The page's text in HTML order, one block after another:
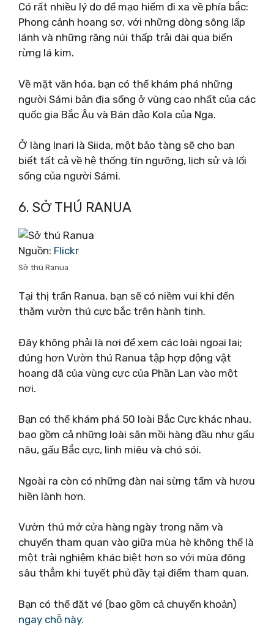
Có rất nhiều lý do để mạo hiểm đi xa về phía bắc:
Phong cảnh hoang sơ, với những dòng sông lấp
lánh và những rặng núi thấp trải dài qua biển
rừng lá kim.
Về mặt văn hóa, bạn có thể khám phá những
người Sámi bản địa sống ở vùng cao nhất của các
quốc gia Bắc Âu và Bán đảo Kola của Nga.
Ở làng Inari là Siida, một bảo tàng sẽ cho bạn
biết tất cả về hệ thống tín ngưỡng, lịch sử và lối
sống của người Sámi.
6. SỞ THÚ RANUA
Nguồn: Flickr
Sở thú Ranua
Tại thị trấn Ranua, bạn sẽ có niềm vui khi đến
thăm vườn thú cực bắc trên hành tinh.
Đây không phải là nơi để xem các loài ngoại lai;
đúng hơn Vườn thú Ranua tập hợp động vật
hoang dã của vùng cực của Phần Lan vào một
nơi.
Bạn có thể khám phá 50 loài Bắc Cực khác nhau,
bao gồm cả những loài săn mồi hàng đầu như gấu
nâu, gấu Bắc cực, linh miêu và chó sói.
Ngoài ra còn có những đàn nai sừng tấm và hươu
hiền lành hơn.
Vườn thú mở cửa hàng ngày trong năm và
chuyến tham quan vào giữa mùa hè không thể là
một trải nghiệm khác biệt hơn so với mùa đông
sâu thẳm khi tuyết phủ đầy tại điểm tham quan.
Bạn có thể đặt vé (bao gồm cả chuyển khoản)
ngay chỗ này.